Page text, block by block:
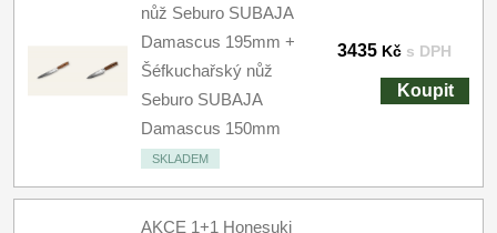
nůž Seburo SUBAJA
Damascus 195mm +
Šéfkuchařský nůž
Seburo SUBAJA
Damascus 150mm
SKLADEM
3435 Kč s DPH
Koupit
AKCE 1+1 Honesuki